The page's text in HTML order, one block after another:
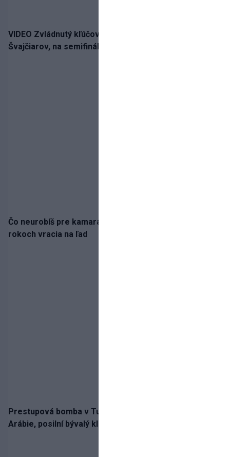
VIDEO Zvládnutý kľúčový krok! Osemnástka zdolala
Švajčiarov, na semifinále potrebuje pomoc favorita
Čo neurobíš pre kamaráta! Marián Hossa sa po troch
rokoch vracia na ľad
Prestupová bomba v Turecku! Salah nepôjde do
Arábie, posilní bývalý klub Hamšíka